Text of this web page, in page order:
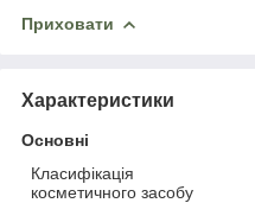
Приховати
Характеристики
Основні
Класифікація
косметичного засобу